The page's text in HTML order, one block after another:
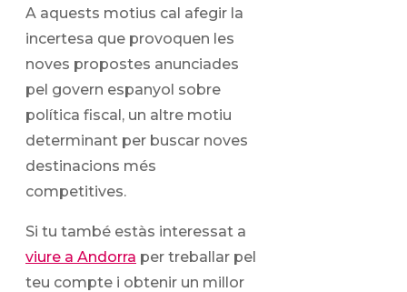
A aquests motius cal afegir la
incertesa que provoquen les
noves propostes anunciades
pel govern espanyol sobre
política fiscal, un altre motiu
determinant per buscar noves
destinacions més
competitives.
Si tu també estàs interessat a
viure a Andorra per treballar pel
teu compte i obtenir un millor